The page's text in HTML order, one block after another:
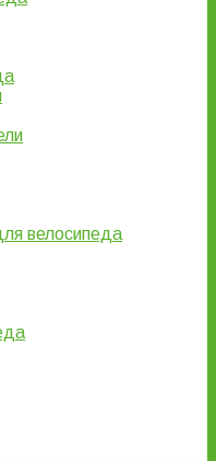
велосипеда